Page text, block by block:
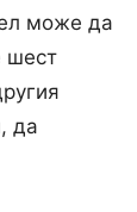
може да
шест
да